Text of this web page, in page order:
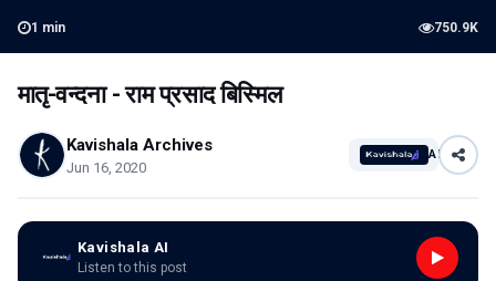
1 min 750.9K
मातृ-वन्दना - राम प्रसाद बिस्मिल
Kavishala Archives
Jun 16, 2020
AI
Kavishala AI
Listen to this post